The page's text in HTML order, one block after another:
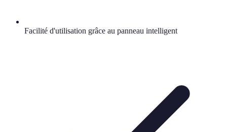
Facilité d'utilisation grâce au panneau intelligent